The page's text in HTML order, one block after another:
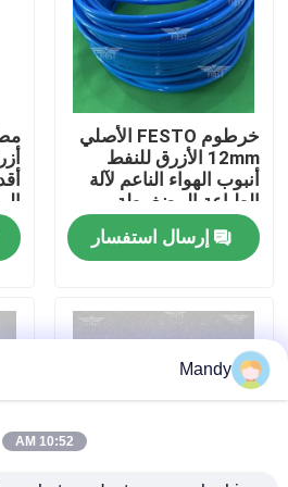
جولة في المصنع
مراقبة الجودة
اتصل بنا
القضايا
مدونة
خرطوم FESTO الأصلي
12mm الأزرق للنفط
أنبوب الهواء الناعم لآلة
الطباعة المضغوطة
إرسال استفسار
Mandy
10:52 AM